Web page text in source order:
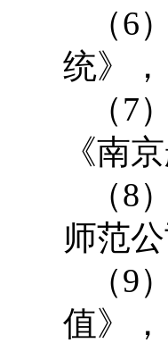
（6
统》
（7
《南
（8
师范
（9
值》